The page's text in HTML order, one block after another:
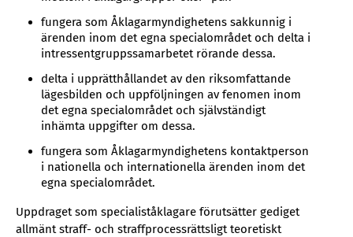
fungera som Åklagarmyndighetens sakkunnig i
ärenden inom det egna specialområdet och delta i
intressentgruppssamarbetet rörande dessa.
delta i upprätthållandet av den riksomfattande
lägesbilden och uppföljningen av fenomen inom
det egna specialområdet och självständigt
inhämta uppgifter om dessa.
fungera som Åklagarmyndighetens kontaktperson
i nationella och internationella ärenden inom det
egna specialområdet.
Uppdraget som specialiståklagare förutsätter gediget
allmänt straff- och straffprocessrättsligt teoretiskt